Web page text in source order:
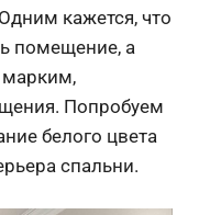
кажется, что
помещение, а
марким,
Попробуем
белого цвета
спальни.